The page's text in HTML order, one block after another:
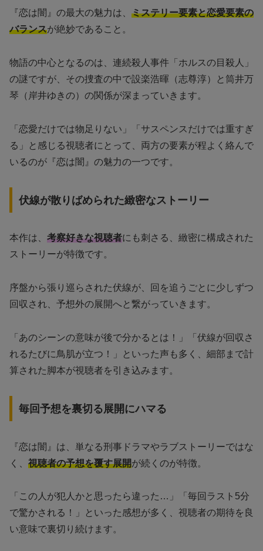
『恋は闇』の最大の魅力は、 ミステリー要素と恋愛要素の
バランスが絶妙であること。
物語の中心となるのは、連続殺人事件「ホルスの目殺人」
の謎ですが、その捜査の中で設楽浩暉（志尊淳）と筒井万
琴（岸井ゆきの）の関係が深まっていきます。
「恋愛だけでは物足りない」「サスペンスだけでは重すぎ
る」と感じる視聴者にとって、両方の要素が程よく絡んで
いるのが『恋は闇』の魅力の一つです。
伏線が散りばめられた緻密なストーリー
本作は、 考察好きな視聴者にも刺さる、緻密に構成された
ストーリーが特徴です。
序盤から張り巡らされた伏線が、回を追うごとに少しずつ
回収され、予想外の展開へと繋がっていきます。
「あのシーンの意味が後で分かるとは！」「伏線が回収さ
れるたびに鳥肌が立つ！」といった声も多く、細部まで計
算された脚本が視聴者を引き込みます。
毎回予想を裏切る展開にハマる
『恋は闇』は、単なる刑事ドラマやラブストーリーではな
く、 視聴者の予想を覆す展開が続くのが特徴。
「この人が犯人かと思ったら違った…」「毎回ラスト5分
で驚かされる！」といった感想が多く、視聴者の期待を良
い意味で裏切り続けます。